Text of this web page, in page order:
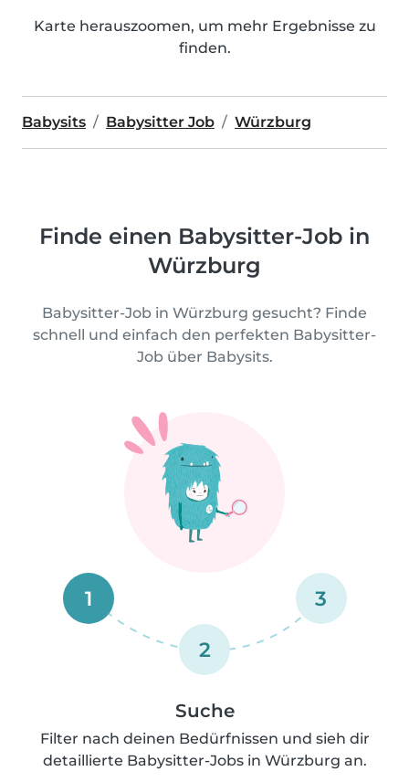
Karte herauszoomen, um mehr Ergebnisse zu
finden.
Babysits Babysitter Job Würzburg
Finde einen Babysitter-Job in
Würzburg
Babysitter-Job in Würzburg gesucht? Finde
schnell und einfach den perfekten Babysitter-
Job über Babysits.
1
2
3
Suche
Filter nach deinen Bedürfnissen und sieh dir
detaillierte Babysitter-Jobs in Würzburg an.